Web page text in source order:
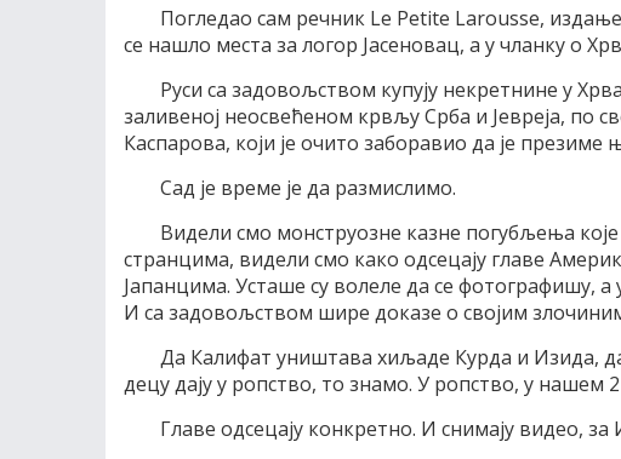
Погледао сам речник Le Petite Larousse,
се нашло места за логор Јасеновац, а у чланку о
Руси са задовољством купују некретнине у
заливеној неосвећеном крвљу Срба и Јевреја, по
Каспарова, који је очито заборавио да је презиме
Сад је време је да размислимо.
Видели смо монструозне казне погубљења
странцима, видели смо како одсецају главе
Јапанцима. Усташе су волеле да се фотографишу, а
И са задовољством шире доказе о својим
Да Калифат уништава хиљаде Курда и Изида,
децу дају у ропство, то знамо. У ропство, у нашем
Главе одсецају конкретно. И снимају видео,